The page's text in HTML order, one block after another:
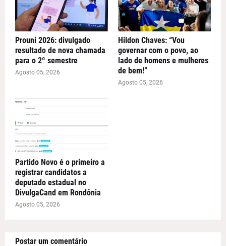
Prouni 2026: divulgado
resultado de nova chamada
para o 2º semestre
Agosto 05, 2026
Hildon Chaves: “Vou
governar com o povo, ao
lado de homens e mulheres
de bem!”
Agosto 05, 2026
Partido Novo é o primeiro a
registrar candidatos a
deputado estadual no
DivulgaCand em Rondônia
Agosto 05, 2026
Postar um comentário